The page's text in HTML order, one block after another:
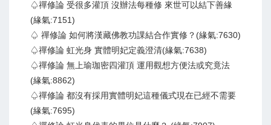
♤禪修論 受很多灌頂 沒辦法每種修 來世可以結下善緣
(緣氣:7151)
♤ 禪修論 如何將漢藏佛教功課結合作實修？(緣氣:7630)
♤禪修論 虹光身 實體明妃定義澄清(緣氣:7638)
♤禪修論 無上瑜珈密四灌頂 運用觀想方便法或究竟法
(緣氣:8862)
♤禪修論 都沒有採用實體明妃這種儀式現在已經不需要
(緣氣:7695)